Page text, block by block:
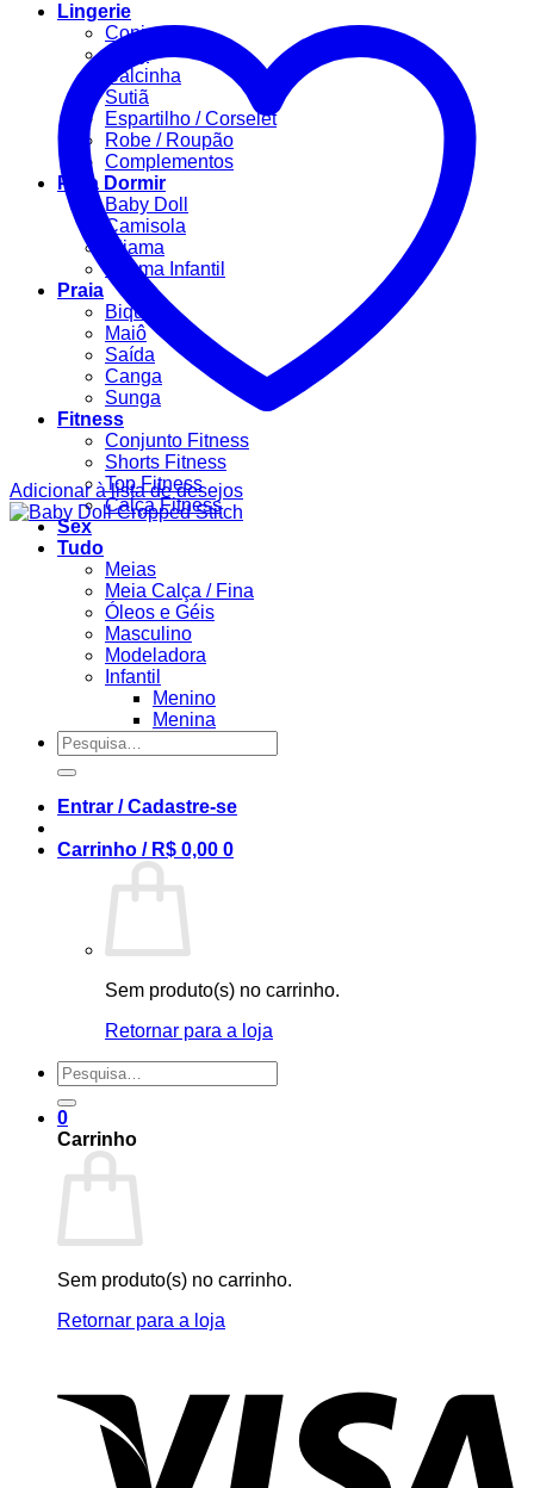
Lingerie
Conjuntos
Body
Calcinha
Sutiã
Espartilho / Corselet
Robe / Roupão
Complementos
Para Dormir
Baby Doll
Camisola
Pijama
Pijama Infantil
Praia
Biquíni
Maiô
Saída
Canga
Sunga
Fitness
Conjunto Fitness
Shorts Fitness
Top Fitness
Calça Fitness
Sex
Tudo
Meias
Meia Calça / Fina
Óleos e Géis
Masculino
Modeladora
Infantil
Menino
Menina
Pesquisar
por:
Entrar / Cadastre-se
Carrinho / R$ 0,00 0
Sem produto(s) no carrinho.
Retornar para a loja
Pesquisar
por:
0
Carrinho
Sem produto(s) no carrinho.
Retornar para a loja
Adicionar à lista de desejos